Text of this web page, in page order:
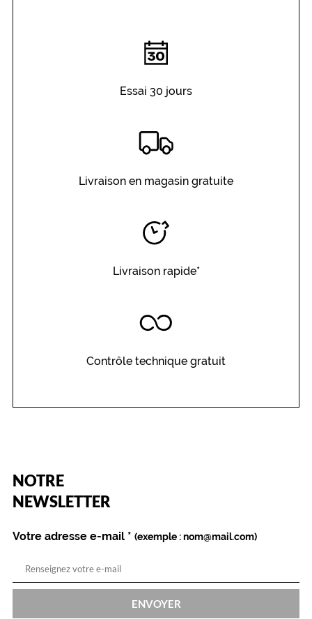
Essai 30 jours
Livraison en magasin gratuite
Livraison rapide*
Contrôle technique gratuit
NOTRE
NEWSLETTER
Name
Votre adresse e-mail *
(Ce
champ
est
obligatoire)
(exemple : nom@mail.com)
ENVOYER